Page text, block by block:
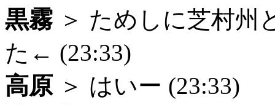
黒霧＞ ためしに芝村州
た← (23:33)
高原 ＞ はいー (23:33)